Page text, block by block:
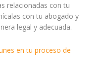
relacionadas con tu
con tu abogado y
legal y adecuada.
en tu proceso de